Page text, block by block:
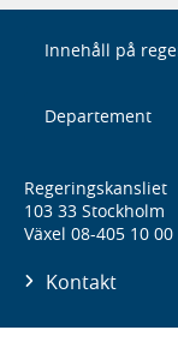
Innehåll på
Departement
Regeringskansliet
103 33 Stockholm
Växel 08-405 10 00
Kontakt